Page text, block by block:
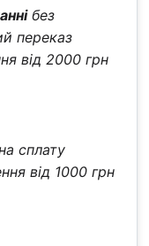
без
переказ
від 2000 грн
сплату
від 1000 грн